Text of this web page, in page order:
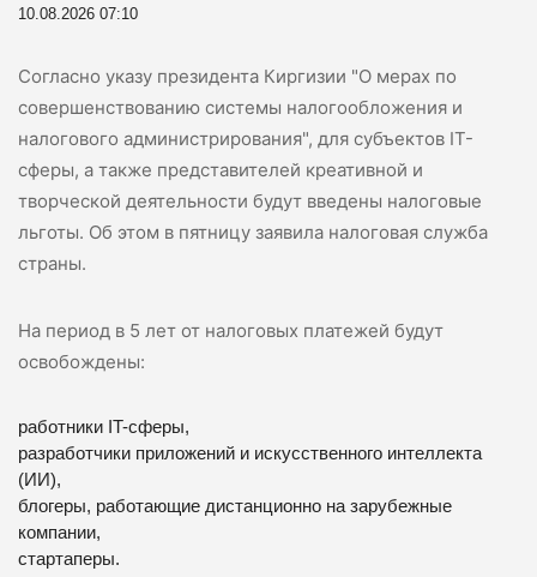
10.08.2026 07:10
Согласно указу президента Киргизии "О мерах по
совершенствованию системы налогообложения и
налогового администрирования", для субъектов IT-
сферы, а также представителей креативной и
творческой деятельности будут введены налоговые
льготы. Об этом в пятницу заявила налоговая служба
страны.
На период в 5 лет от налоговых платежей будут
освобождены:
работники IT-сферы,
разработчики приложений и искусственного интеллекта
(ИИ),
блогеры, работающие дистанционно на зарубежные
компании,
стартаперы.